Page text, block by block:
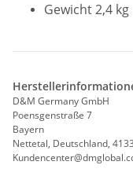
Gewicht 2,4 kg
D&M Germany GmbH
Poensgenstraße 7
Bayern
Nettetal, Deutschland,